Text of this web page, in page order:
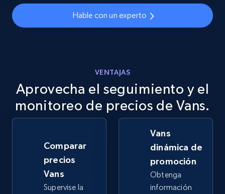
eBay
URL, Product id, Title, Seller name, Seller rating,
Seller reviews, Breadcrumbs, Root category, and
2.5K+ 359+ Comenzar ahora
Hable con un experto
VENTAJAS
Aprovecha el seguimiento y el
monitoreo de precios de Vans.
Comparar
precios
Vans
Supervise la
Vans
dinámica de
promoción
Obtenga
información